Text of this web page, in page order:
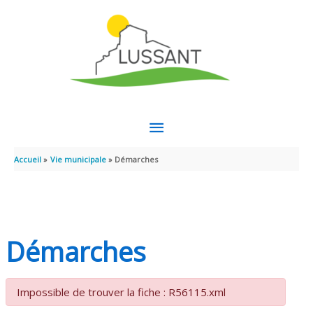
MENU
PRINCIPAL
Accueil Vie municipale Démarches
Démarches
Impossible de trouver la fiche : R56115.xml